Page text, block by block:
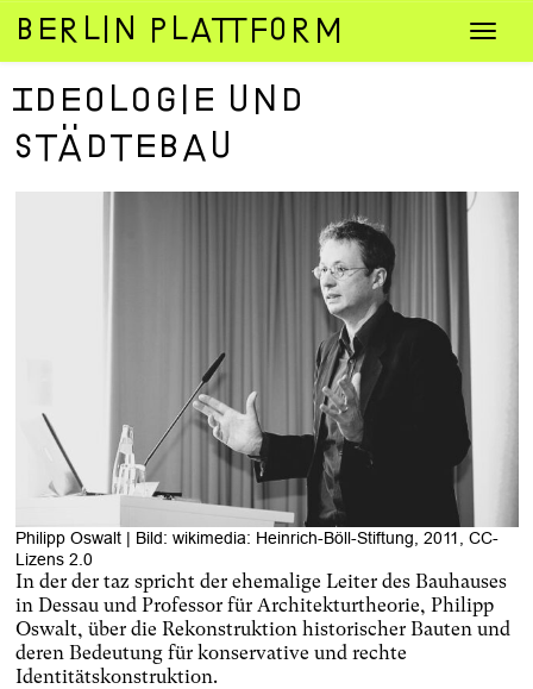
Zum
Inhalt
springen
Ideologie und
Städtebau
Philipp Oswalt | Bild: wikimedia: Heinrich-Böll-Stiftung, 2011, CC-
Lizens 2.0
In der der taz spricht der ehemalige Leiter des Bauhauses
in Dessau und Professor für Architekturtheorie, Philipp
Oswalt, über die Rekonstruktion historischer Bauten und
deren Bedeutung für konservative und rechte
Identitätskonstruktion.